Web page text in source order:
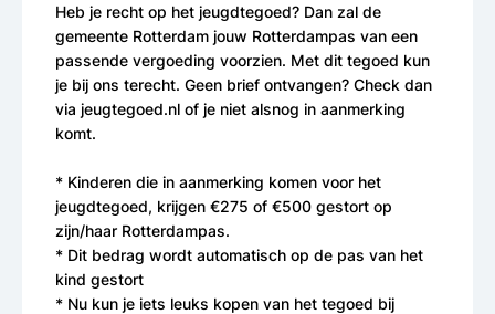
Heb je recht op het jeugdtegoed? Dan zal de
gemeente Rotterdam jouw Rotterdampas van een
passende vergoeding voorzien. Met dit tegoed kun
je bij ons terecht. Geen brief ontvangen? Check dan
via jeugtegoed.nl of je niet alsnog in aanmerking
komt.
* Kinderen die in aanmerking komen voor het
jeugdtegoed, krijgen €275 of €500 gestort op
zijn/haar Rotterdampas.
* Dit bedrag wordt automatisch op de pas van het
kind gestort
* Nu kun je iets leuks kopen van het tegoed bij